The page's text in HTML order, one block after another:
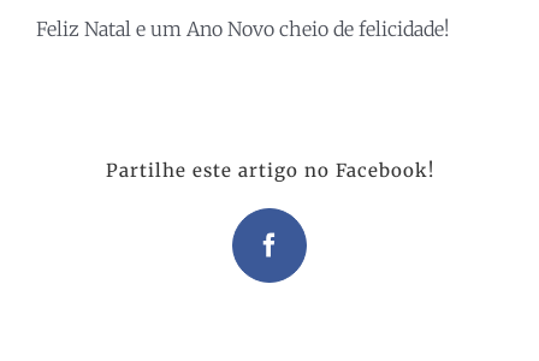
Feliz Natal e um Ano Novo cheio de felicidade!
Partilhe este artigo no Facebook!
Facebook